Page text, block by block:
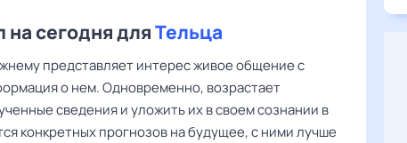
сегодня дляТельца
представляет интерес живое общение с
о нем. Одновременно, возрастает
сведения и уложить их в своем сознании в
конкретных прогнозов на будущее, с ними лучше